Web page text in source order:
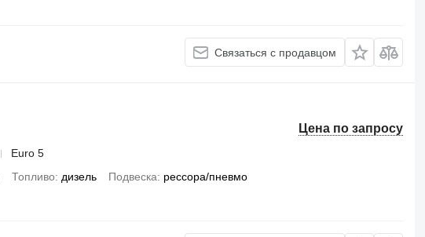
Связаться с продавцом
Цена по запросу
Euro 5
Топливо дизель Подвеска рессора/пневмо